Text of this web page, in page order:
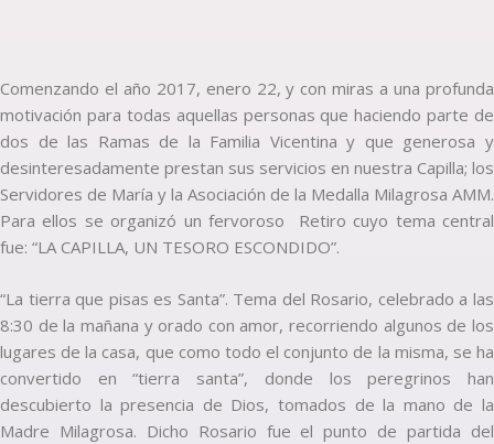
Comenzando el año 2017, enero 22, y con miras a una profunda
motivación para todas aquellas personas que haciendo parte de
dos de las Ramas de la Familia Vicentina y que generosa y
desinteresadamente prestan sus servicios en nuestra Capilla; los
Servidores de María y la Asociación de la Medalla Milagrosa AMM.
Para ellos se organizó un fervoroso Retiro cuyo tema central
fue: “LA CAPILLA, UN TESORO ESCONDIDO”.
“La tierra que pisas es Santa”. Tema del Rosario, celebrado a las
8:30 de la mañana y orado con amor, recorriendo algunos de los
lugares de la casa, que como todo el conjunto de la misma, se ha
convertido en “tierra santa”, donde los peregrinos han
descubierto la presencia de Dios, tomados de la mano de la
Madre Milagrosa. Dicho Rosario fue el punto de partida del